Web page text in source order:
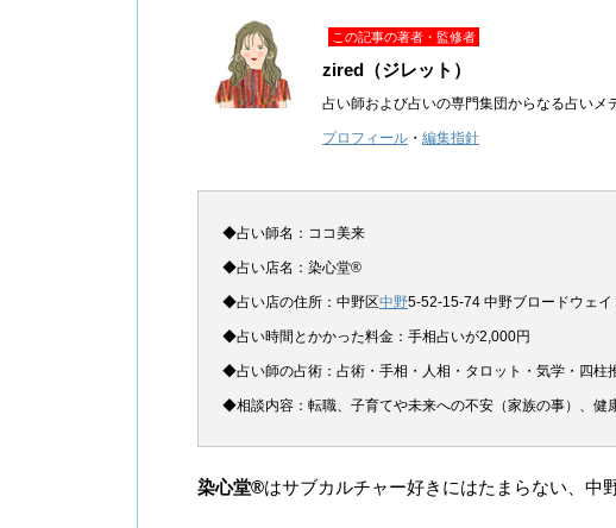
この記事の著者・監修者
zired（ジレット）
占い師および占いの専門集団からなる占いメ
プロフィール ・ 編集指針
◆占い師名：ココ美来
◆占い店名：染心堂®
◆占い店の住所：中野区中野5-52-15-74 中野ブロードウェイ
◆占い時間とかかった料金：手相占いが2,000円
◆占い師の占術：占術・手相・人相・タロット・気学・四柱
◆相談内容：転職、子育てや未来への不安（家族の事）、健
染心堂®はサブカルチャー好きにはたまらない、中